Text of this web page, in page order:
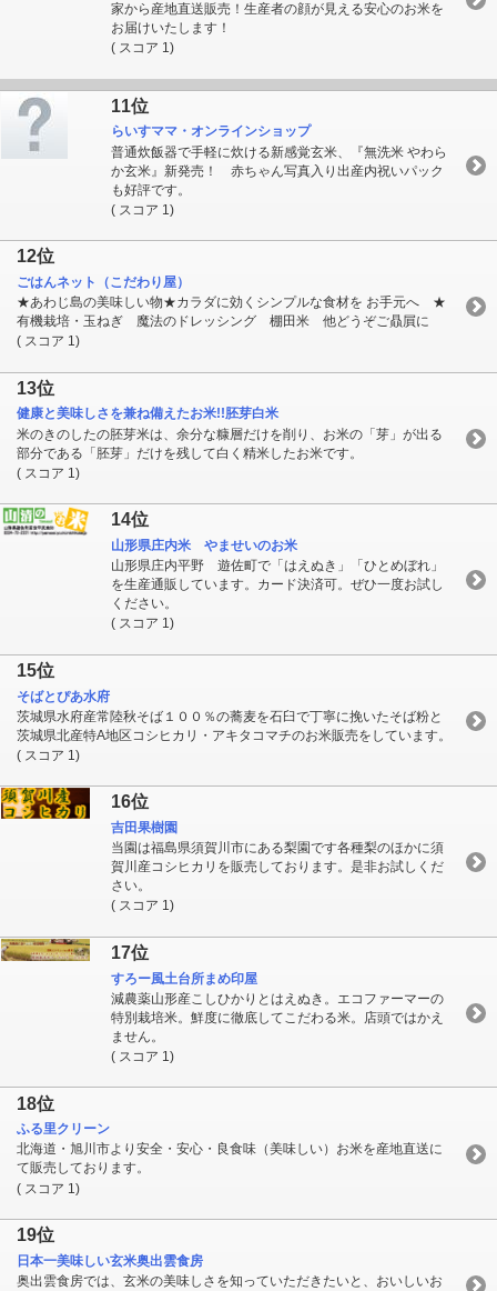
家から産地直送販売！生産者の顔が見える安心のお米を
お届けいたします！
( スコア 1)
11位
らいすママ・オンラインショップ
普通炊飯器で手軽に炊ける新感覚玄米、『無洗米 やわら
か玄米』新発売！ 赤ちゃん写真入り出産内祝いパック
も好評です。
( スコア 1)
12位
ごはんネット（こだわり屋）
★あわじ島の美味しい物★カラダに効くシンプルな食材を お手元へ ★
有機栽培・玉ねぎ 魔法のドレッシング 棚田米 他どうぞご贔屓に
( スコア 1)
13位
健康と美味しさを兼ね備えたお米!!胚芽白米
米のきのしたの胚芽米は、余分な糠層だけを削り、お米の「芽」が出る
部分である「胚芽」だけを残して白く精米したお米です。
( スコア 1)
14位
山形県庄内米 やませいのお米
山形県庄内平野 遊佐町で「はえぬき」「ひとめぼれ」
を生産通販しています。カード決済可。ぜひ一度お試し
ください。
( スコア 1)
15位
そばとぴあ水府
茨城県水府産常陸秋そば１００％の蕎麦を石臼で丁寧に挽いたそば粉と
茨城県北産特A地区コシヒカリ・アキタコマチのお米販売をしています。
( スコア 1)
16位
吉田果樹園
当園は福島県須賀川市にある梨園です各種梨のほかに須
賀川産コシヒカリを販売しております。是非お試しくだ
さい。
( スコア 1)
17位
すろー風土台所まめ印屋
減農薬山形産こしひかりとはえぬき。エコファーマーの
特別栽培米。鮮度に徹底してこだわる米。店頭ではかえ
ません。
( スコア 1)
18位
ふる里クリーン
北海道・旭川市より安全・安心・良食味（美味しい）お米を産地直送に
て販売しております。
( スコア 1)
19位
日本一美味しい玄米奥出雲食房
奥出雲食房では、玄米の美味しさを知っていただきたいと、おいしいお